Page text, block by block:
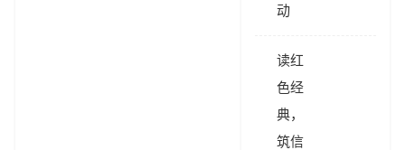
动
读红
色经
典，
筑信